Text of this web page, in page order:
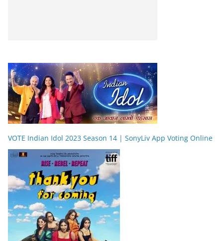
VOTE Indian Idol 2023 Season 14 | SonyLiv App Voting Online